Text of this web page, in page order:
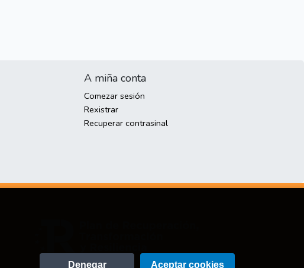
A miña conta
Comezar sesión
Rexistrar
Recuperar contrasinal
Denegar Aceptar cookies